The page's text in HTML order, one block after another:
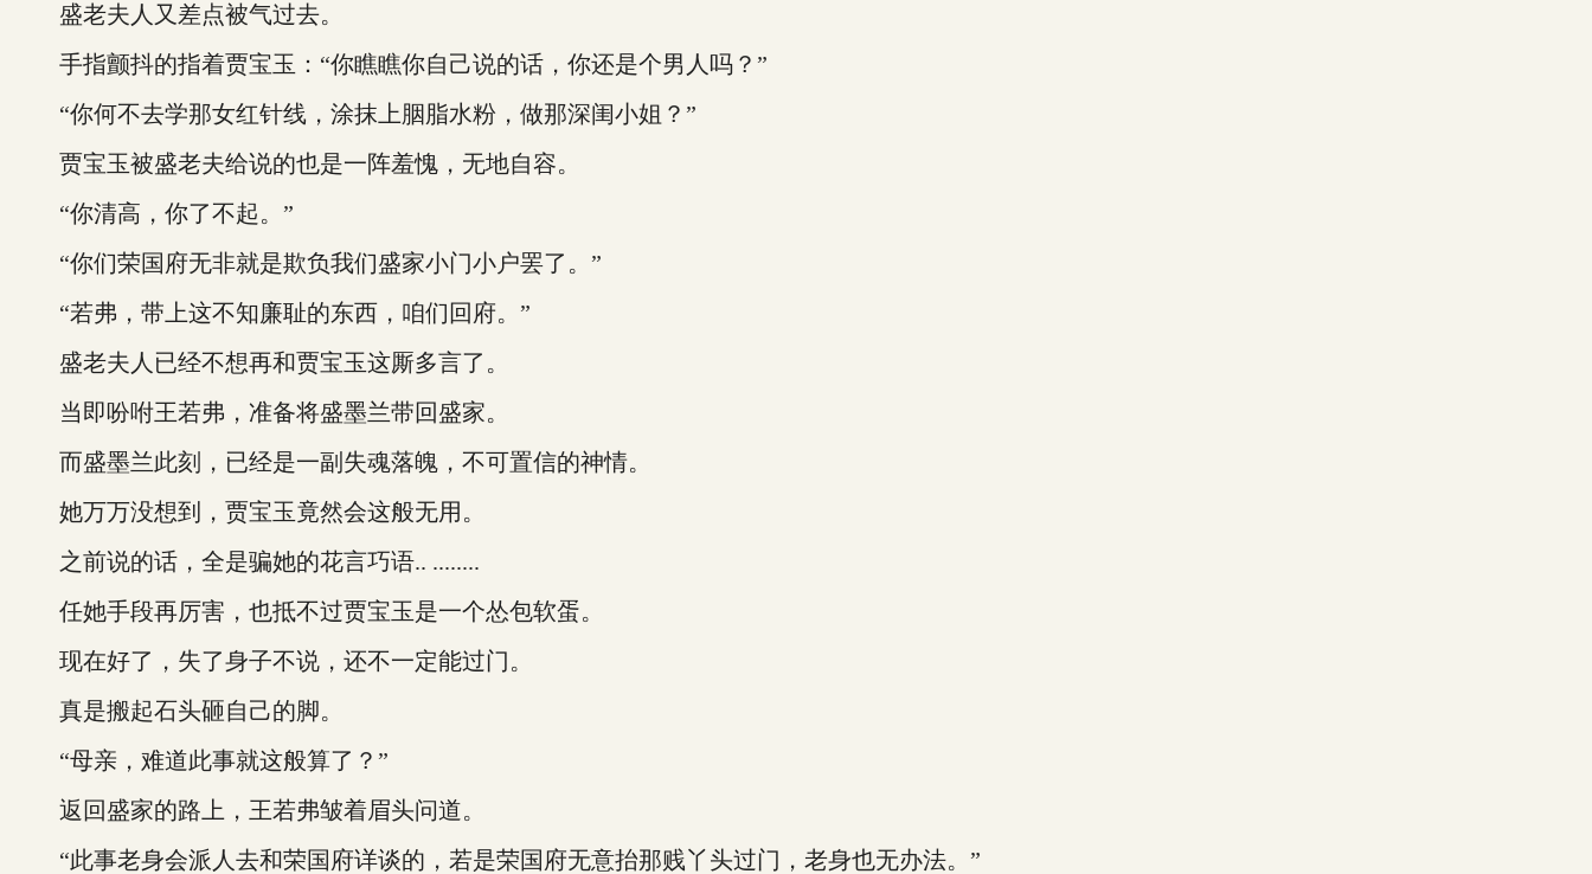
盛老夫人又差点被气过去。
手指颤抖的指着贾宝玉：“你瞧瞧你自己说的话，你还是个男人吗？”
“你何不去学那女红针线，涂抹上胭脂水粉，做那深闺小姐？”
贾宝玉被盛老夫给说的也是一阵羞愧，无地自容。
“你清高，你了不起。”
“你们荣国府无非就是欺负我们盛家小门小户罢了。”
“若弗，带上这不知廉耻的东西，咱们回府。”
盛老夫人已经不想再和贾宝玉这厮多言了。
当即吩咐王若弗，准备将盛墨兰带回盛家。
而盛墨兰此刻，已经是一副失魂落魄，不可置信的神情。
她万万没想到，贾宝玉竟然会这般无用。
之前说的话，全是骗她的花言巧语.. ........
任她手段再厉害，也抵不过贾宝玉是一个怂包软蛋。
现在好了，失了身子不说，还不一定能过门。
真是搬起石头砸自己的脚。
“母亲，难道此事就这般算了？”
返回盛家的路上，王若弗皱着眉头问道。
“此事老身会派人去和荣国府详谈的，若是荣国府无意抬那贱丫头过门，老身也无办法。”